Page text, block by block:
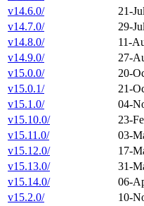
v14.6.0/
21-
v14.7.0/
29-
v14.8.0/
11-
v14.9.0/
27-
v15.0.0/
20-
v15.0.1/
21-
v15.1.0/
04-
v15.10.0/
23-
v15.11.0/
03-
v15.12.0/
17-
v15.13.0/
31-
v15.14.0/
06-
v15.2.0/
10-